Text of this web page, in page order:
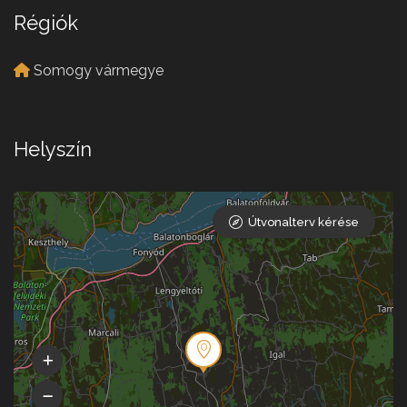
Régiók
Somogy vármegye
Helyszín
Útvonalterv kérése